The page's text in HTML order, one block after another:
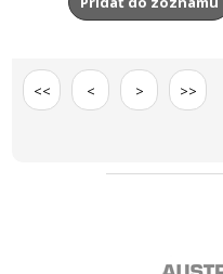
<< < > >>